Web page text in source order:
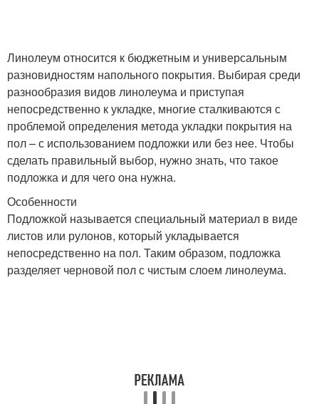
Линолеум относится к бюджетным и универсальным
разновидностям напольного покрытия. Выбирая среди
разнообразия видов линолеума и приступая
непосредственно к укладке, многие сталкиваются с
проблемой определения метода укладки покрытия на
пол – с использованием подложки или без нее. Чтобы
сделать правильный выбор, нужно знать, что такое
подложка и для чего она нужна.
Особенности
Подложкой называется специальный материал в виде
листов или рулонов, который укладывается
непосредственно на пол. Таким образом, подложка
разделяет черновой пол с чистым слоем линолеума.